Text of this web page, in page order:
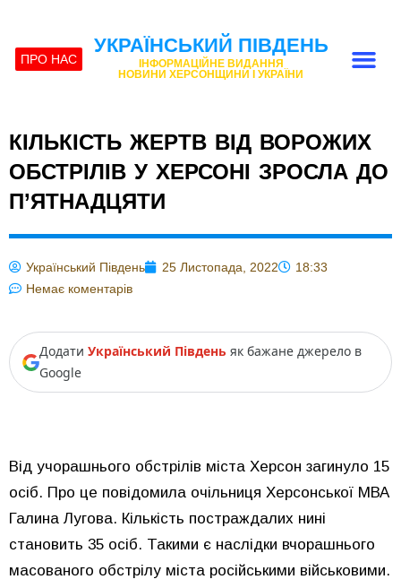
ПРО НАС
УКРАЇНСЬКИЙ ПІВДЕНЬ
ІНФОРМАЦІЙНЕ ВИДАННЯ
НОВИНИ ХЕРСОНЩИНИ І УКРАЇНИ
КІЛЬКІСТЬ ЖЕРТВ ВІД ВОРОЖИХ
ОБСТРІЛІВ У ХЕРСОНІ ЗРОСЛА ДО
П’ЯТНАДЦЯТИ
Український Південь 25 Листопада, 2022
18:33
Немає коментарів
Додати Український Південь як бажане джерело в
Google
Від учорашнього обстрілів міста Херсон загинуло 15
осіб. Про це повідомила очільниця Херсонської МВА
Галина Лугова. Кількість постраждалих нині
становить 35 осіб. Такими є наслідки вчорашнього
масованого обстрілу міста російськими військовими.